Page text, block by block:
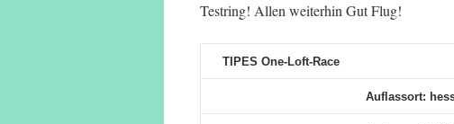
Testring! Allen weiterhin Gut Flug!
TIPES One-Loft-Race
Auflassort: